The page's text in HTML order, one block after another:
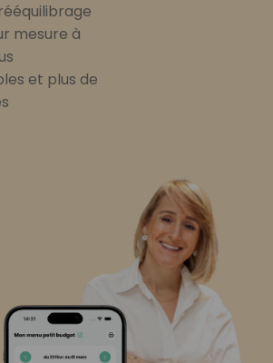
mesure à
et plus de